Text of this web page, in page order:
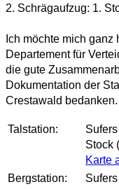
2. Schrägaufzug: 1.
Ich möchte mich
Departement für
die gute
Dokumentation der
Crestawald
Talstation:
Stock
Karte
Bergstation: